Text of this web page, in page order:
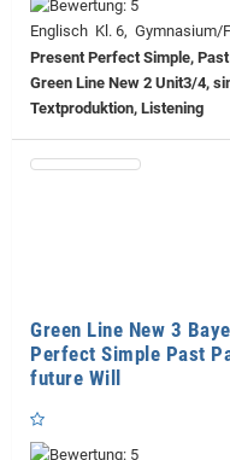
Englisch Kl. 6, Gymnasium/
Present Perfect Simple,
Green Line New 2 Unit3/4,
Textproduktion, Listening
Green Line New 3
Perfect Simple Past
future Will